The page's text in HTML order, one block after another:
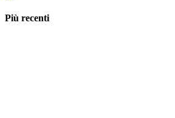
Più recenti